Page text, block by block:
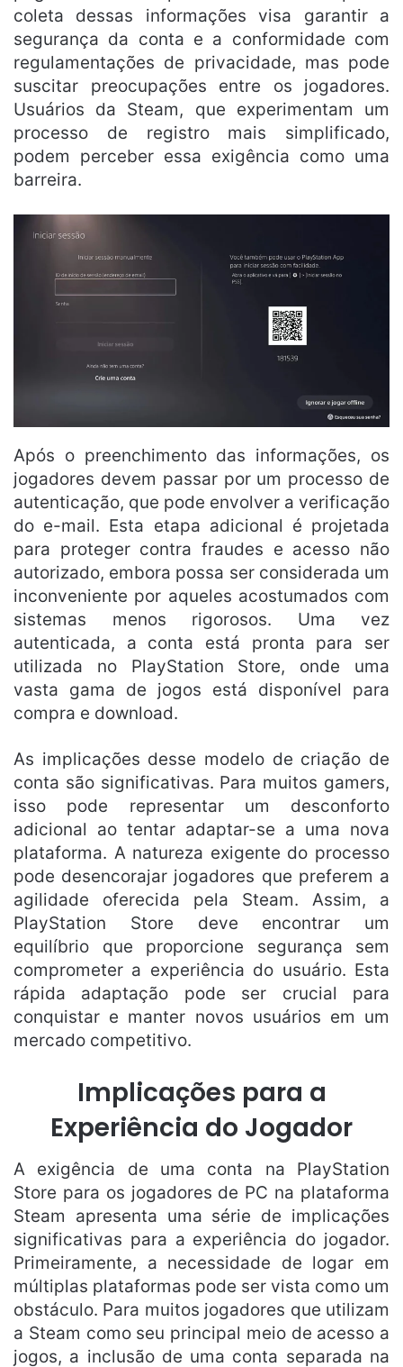
coleta dessas informações visa garantir a
segurança da conta e a conformidade com
regulamentações de privacidade, mas pode
suscitar preocupações entre os jogadores.
Usuários da Steam, que experimentam um
processo de registro mais simplificado,
podem perceber essa exigência como uma
barreira.
Após o preenchimento das informações, os
jogadores devem passar por um processo de
autenticação, que pode envolver a verificação
do e-mail. Esta etapa adicional é projetada
para proteger contra fraudes e acesso não
autorizado, embora possa ser considerada um
inconveniente por aqueles acostumados com
sistemas menos rigorosos. Uma vez
autenticada, a conta está pronta para ser
utilizada no PlayStation Store, onde uma
vasta gama de jogos está disponível para
compra e download.
As implicações desse modelo de criação de
conta são significativas. Para muitos gamers,
isso pode representar um desconforto
adicional ao tentar adaptar-se a uma nova
plataforma. A natureza exigente do processo
pode desencorajar jogadores que preferem a
agilidade oferecida pela Steam. Assim, a
PlayStation Store deve encontrar um
equilíbrio que proporcione segurança sem
comprometer a experiência do usuário. Esta
rápida adaptação pode ser crucial para
conquistar e manter novos usuários em um
mercado competitivo.
Implicações para a
Experiência do Jogador
A exigência de uma conta na PlayStation
Store para os jogadores de PC na plataforma
Steam apresenta uma série de implicações
significativas para a experiência do jogador.
Primeiramente, a necessidade de logar em
múltiplas plataformas pode ser vista como um
obstáculo. Para muitos jogadores que utilizam
a Steam como seu principal meio de acesso a
jogos, a inclusão de uma conta separada na